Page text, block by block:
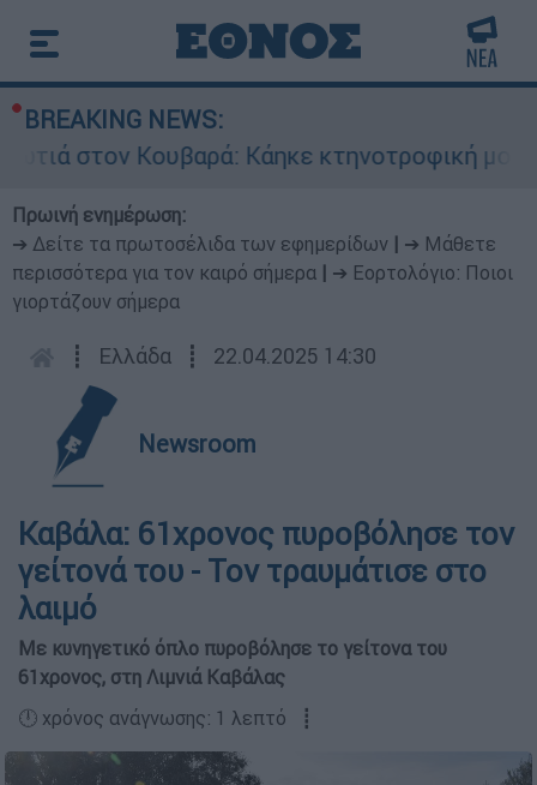
BREAKING NEWS:
στον Κουβαρά: Κάηκε κτηνοτροφική
Πρωινή ενημέρωση:
➔ Δείτε τα πρωτοσέλιδα των εφημερίδων
➔ Μάθετε
περισσότερα για τον καιρό σήμερα
➔ Εορτολόγιο: Ποιοι
γιορτάζουν σήμερα
┋ Ελλάδα ┋ 22.04.2025 14:30
Newsroom
Καβάλα: 61χρονος πυροβόλησε τον
γείτονά του - Τον τραυμάτισε στο
λαιμό
Με κυνηγετικό όπλο πυροβόλησε το γείτονα του
61χρονος, στη Λιμνιά Καβάλας
🕛 χρόνος ανάγνωσης: 1 λεπτό ┋